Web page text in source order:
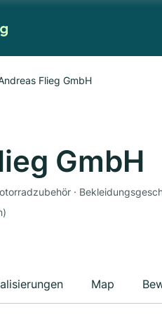
Flieg GmbH
GmbH
Map